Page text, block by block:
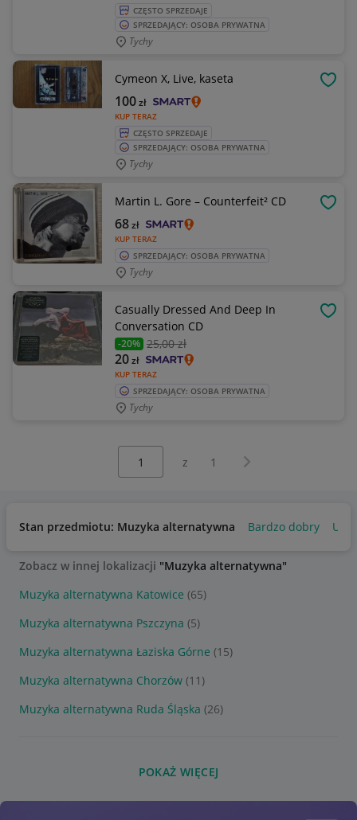
CZĘSTO SPRZEDAJE
SPRZEDAJĄCY: OSOBA PRYWATNA
Tychy
Cymeon X, Live, kaseta
KUP TERAZ
100zł
CZĘSTO SPRZEDAJE
SPRZEDAJĄCY: OSOBA PRYWATNA
Tychy
Martin L. Gore – Counterfeit² CD
KUP TERAZ
68zł
SPRZEDAJĄCY: OSOBA PRYWATNA
Tychy
Casually Dressed And Deep In
Conversation CD
-20% 25,00 zł
KUP TERAZ
20zł
SPRZEDAJĄCY: OSOBA PRYWATNA
Tychy
z 1 Następna strona
Stan przedmiotu: Muzyka alternatywna Bardzo dobry
Zobacz w innej lokalizacji "Muzyka alternatywna"
Muzyka alternatywna Katowice (65)
Muzyka alternatywna Pszczyna (5)
Muzyka alternatywna Łaziska Górne (15)
Muzyka alternatywna Chorzów (11)
Muzyka alternatywna Ruda Śląska (26)
POKAŻ WIĘCEJ